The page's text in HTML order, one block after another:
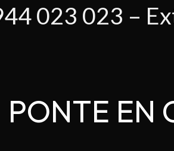
023 023 –
PONTE EN